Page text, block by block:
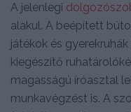
A jelenlegi
alakul. A beépített
játékok és
kiegészítő
magasságú íróasztal
munkavégzést is. A